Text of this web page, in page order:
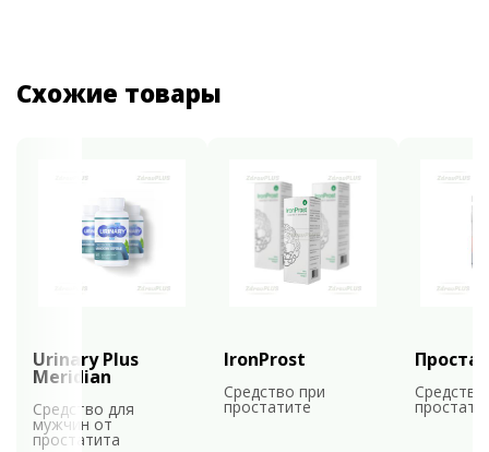
Схожие товары
Urinary Plus
Meridian
Средство для
мужчин от
простатита
IronProst
Средство при
простатите